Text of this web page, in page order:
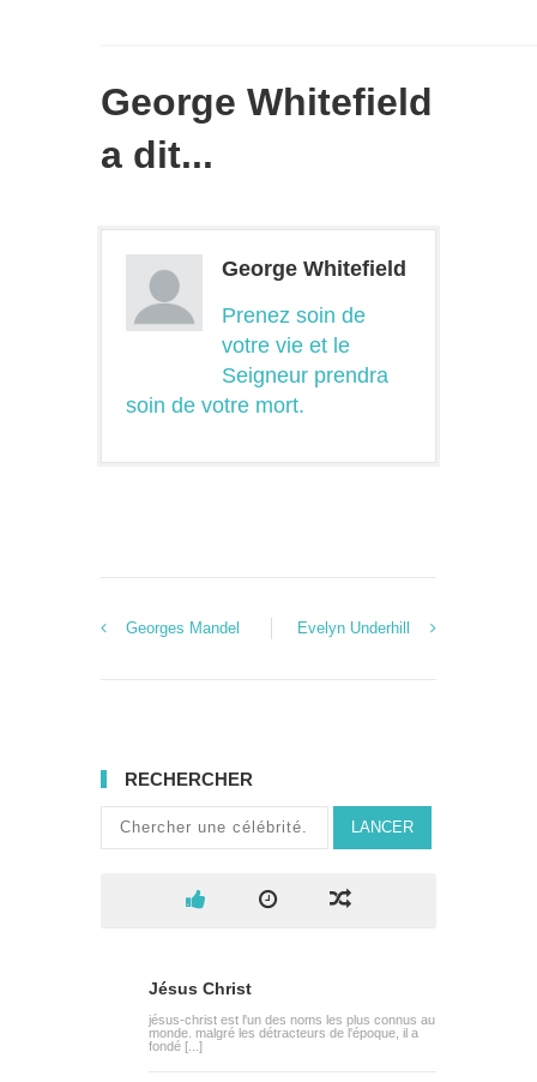
George Whitefield
a dit...
George Whitefield
Prenez soin de
votre vie et le
Seigneur prendra
soin de votre mort.
Georges Mandel Evelyn Underhill
RECHERCHER
LANCER
Jésus Christ
jésus-christ est l'un des noms les plus connus au
monde. malgré les détracteurs de l'époque, il a
fondé [...]